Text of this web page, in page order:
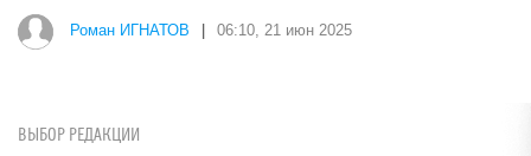
Роман ИГНАТОВ 06:10, 21 июн 2025
ВЫБОР РЕДАКЦИИ